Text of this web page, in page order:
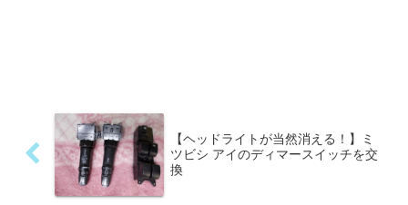
【ヘッドライトが当然消える！】ミ
ツビシ アイのディマースイッチを交
換